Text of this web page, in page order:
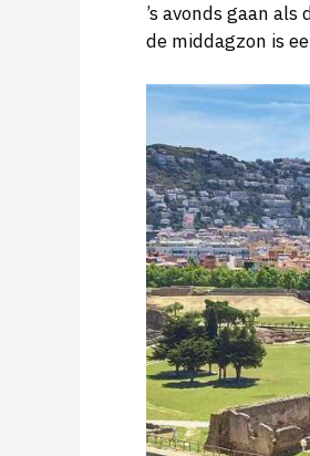
’s avonds gaan
de middagzon is